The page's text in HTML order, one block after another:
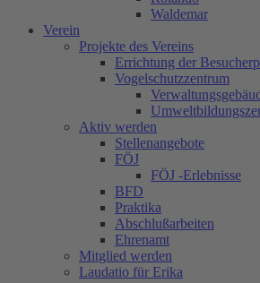
Waldemar
Verein
Projekte des Vereins
Errichtung der
Vogelschutzzentrum
Aktiv werden
Stellenangebote
FÖJ
FÖJ -Erlebnisse
BFD
Praktika
Abschlußarbeiten
Ehrenamt
Mitglied werden
Laudatio für Erika